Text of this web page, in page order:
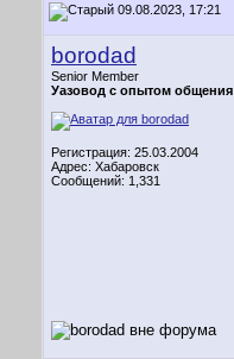
09.08.2023, 17:21
borodad
Senior Member
Уазовод с опытом общения
Регистрация: 25.03.2004
Адрес: Хабаровск
Сообщений: 1,331